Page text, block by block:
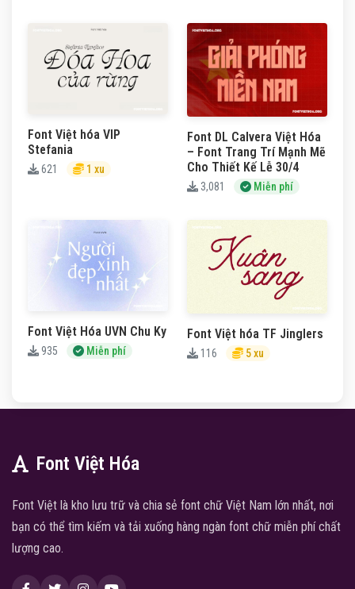
Font Việt hóa VIP
Stefania
621 1 xu
Font DL Calvera Việt Hóa
– Font Trang Trí Mạnh Mẽ
Cho Thiết Kế Lễ 30/4
3,081 Miễn phí
Font Việt Hóa UVN Chu Ky
935 Miễn phí
Font Việt hóa TF Jinglers
116 5 xu
Font Việt Hóa
Font Việt là kho lưu trữ và chia sẻ font chữ Việt Nam lớn nhất, nơi
bạn có thể tìm kiếm và tải xuống hàng ngàn font chữ miễn phí chất
lượng cao.